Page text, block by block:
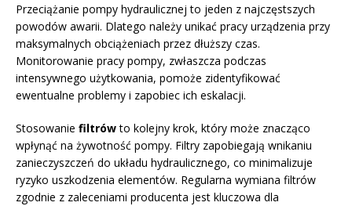
Przeciążanie pompy hydraulicznej to jeden z najczęstszych
powodów awarii. Dlatego należy unikać pracy urządzenia przy
maksymalnych obciążeniach przez dłuższy czas.
Monitorowanie pracy pompy, zwłaszcza podczas
intensywnego użytkowania, pomoże zidentyfikować
ewentualne problemy i zapobiec ich eskalacji.
Stosowanie filtrówto kolejny krok, który może znacząco
wpłynąć na żywotność pompy. Filtry zapobiegają wnikaniu
zanieczyszczeń do układu hydraulicznego, co minimalizuje
ryzyko uszkodzenia elementów. Regularna wymiana filtrów
zgodnie z zaleceniami producenta jest kluczowa dla